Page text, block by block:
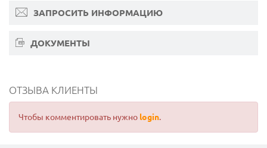
ЗАПРОСИТЬ ИНФОРМАЦИЮ
ДОКУМЕНТЫ
ОТЗЫВА КЛИЕНТЫ
Чтобы комментировать нужно login.